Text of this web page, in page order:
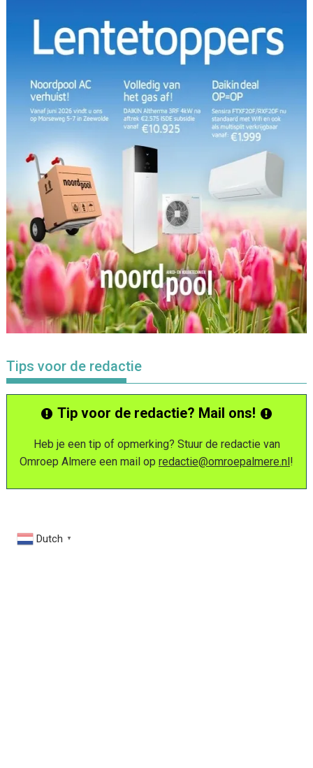
Tips voor de redactie
Tip voor de redactie? Mail ons!
Heb je een tip of opmerking? Stuur de redactie van
Omroep Almere een mail op redactie@omroepalmere.nl!
Dutch ▼